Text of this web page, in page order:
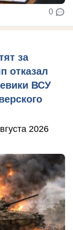
0
за
отказал
ВСУ
2026